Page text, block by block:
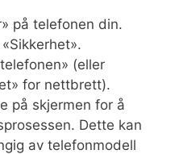
på telefonen din.
(eller
for nettbrett).
på skjermen for å
Dette kan
av telefonmodell